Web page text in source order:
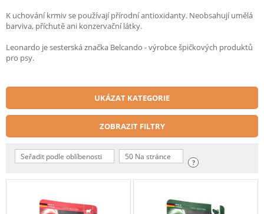
K uchování krmiv se používají přírodní antioxidanty. Neobsahují umělá
barviva, příchutě ani konzervační látky.
Leonardo je sesterská značka Belcando - výrobce špičkových produktů
pro psy.
UKÁZAT KATEGORIE
ZOBRAZIT FILTRY
Seřadit podle oblíbenosti 50 Na stránce
?